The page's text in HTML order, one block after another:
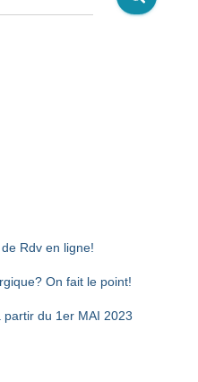
Rdv en ligne!
On fait le point!
partir du 1er MAI 2023